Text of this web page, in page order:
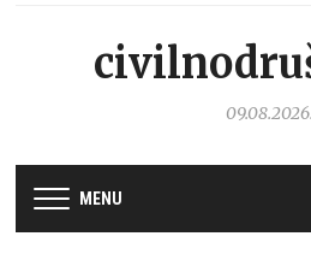
09.08.2026.
MENU